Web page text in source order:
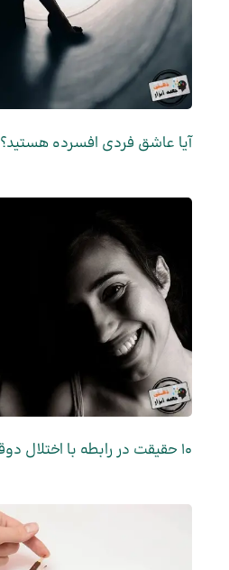
آیا عاشق فردی افسرده هستید؟
10 حقیقت در رابطه با اختلال دوقطبی